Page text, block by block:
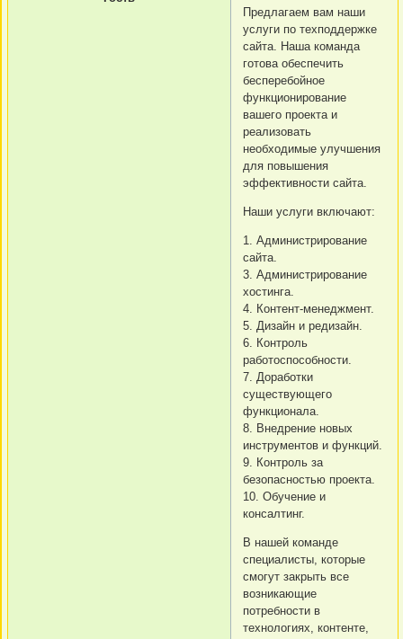
Предлагаем вам наши
услуги по техподдержке
сайта. Наша команда
готова обеспечить
бесперебойное
функционирование
вашего проекта и
реализовать
необходимые улучшения
для повышения
эффективности сайта.
Наши услуги включают:
1. Администрирование
сайта.
3. Администрирование
хостинга.
4. Контент-менеджмент.
5. Дизайн и редизайн.
6. Контроль
работоспособности.
7. Доработки
существующего
функционала.
8. Внедрение новых
инструментов и функций.
9. Контроль за
безопасностью проекта.
10. Обучение и
консалтинг.
В нашей команде
специалисты, которые
смогут закрыть все
возникающие
потребности в
технологиях, контенте,